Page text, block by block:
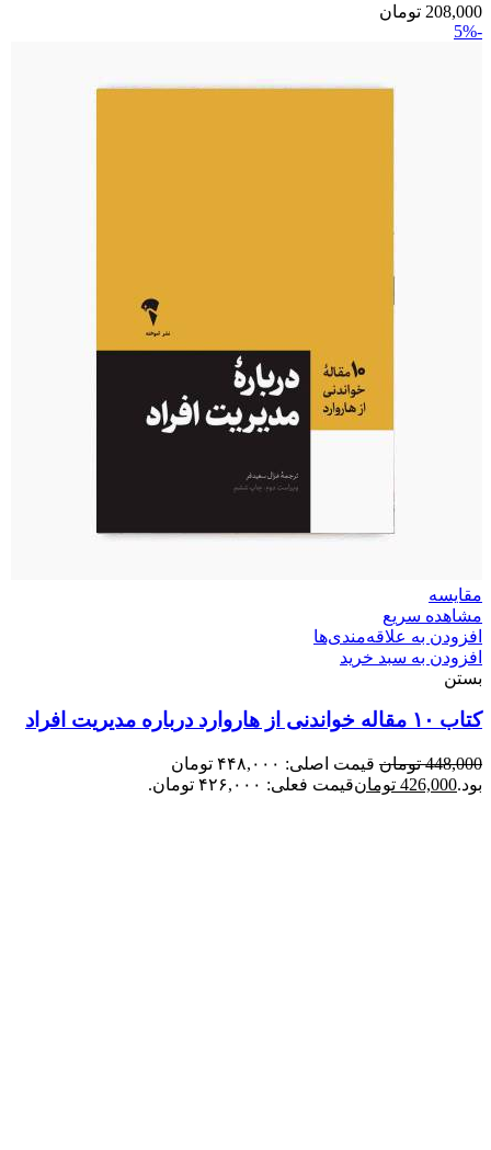
208,000 تومان
-5%
مقایسه
مشاهده سریع
افزودن به علاقه‌مندی‌ها
افزودن به سبد خرید
بستن
کتاب ۱۰ مقاله خواندنی از هاروارد درباره مدیریت افراد
448,000 تومان
قیمت اصلی: ۴۴۸,۰۰۰ تومان
بود.426,000 تومانقیمت فعلی: ۴۲۶,۰۰۰ تومان.